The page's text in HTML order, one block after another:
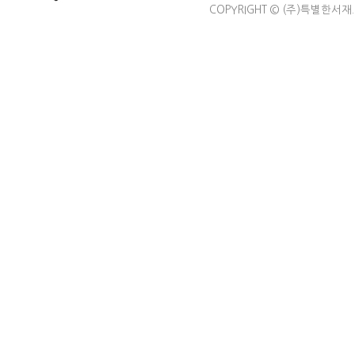
COPYRIGHT © (주)특별한서